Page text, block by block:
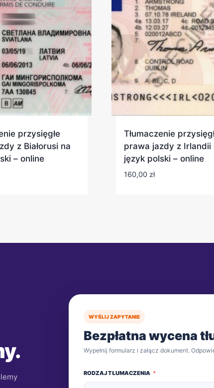
przysięgłe
z Białorusi na
– online
Tłumaczenie
prawa jazdy z Irlandii
język polski – online
160,00 zł
WYŚLIJ ZAPYTANIE
Bezpłatna wycena
Wypełnij formularz i załącz dokument.
RODZAJ TŁUMACZENIA